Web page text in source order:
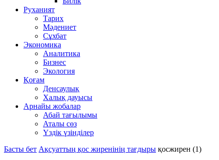
Руханият
Тарих
Мәдениет
Сұхбат
Экономика
Аналитика
Бизнес
Экология
Қоғам
Денсаулық
Халық дауысы
Арнайы жобалар
Абай тағылымы
Аталы сөз
Үздік үзінділер
Басты бет Ақсуаттың қос жиренінің тағдыры қосжирен (1)